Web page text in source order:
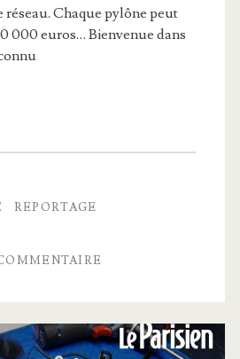
Chaque pylône peut
000 euros… Bienvenue dans
REPORTAGE